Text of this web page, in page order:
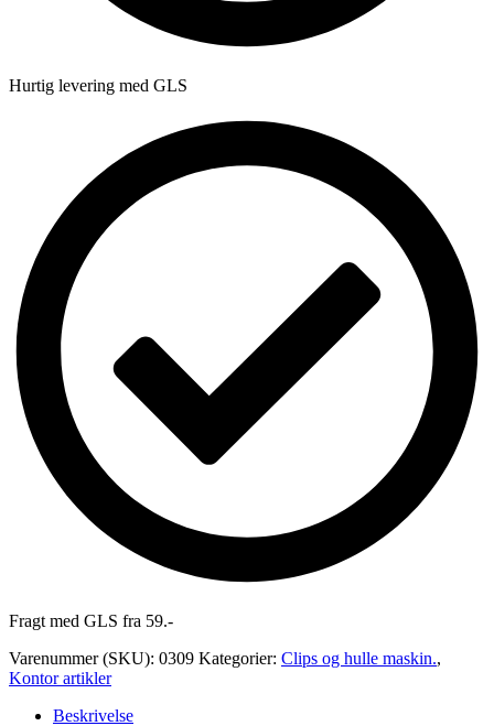
Hurtig levering med GLS
Fragt med GLS fra 59.-
Varenummer (SKU): 0309 Kategorier: Clips og hulle maskin.,
Kontor artikler
Beskrivelse